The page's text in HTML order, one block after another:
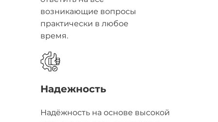
возникающие вопросы
практически в любое
время.
Надежность
Надёжность на основе высокой